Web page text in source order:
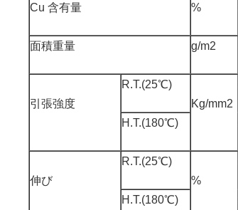
Cu 含有量 %
面積重量 g/m2
引張強度
R.T.(25℃)
Kg/mm2
H.T.(180℃)
伸び
R.T.(25℃)
%
H.T.(180℃)